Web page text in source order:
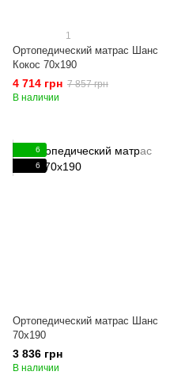
1
Ортопедический матрас Шанс
Кокос 70x190
4 714 грн 7 857 грн
В наличии
6
6
Ортопедический матрас Шанс
70x190
3 836 грн
В наличии